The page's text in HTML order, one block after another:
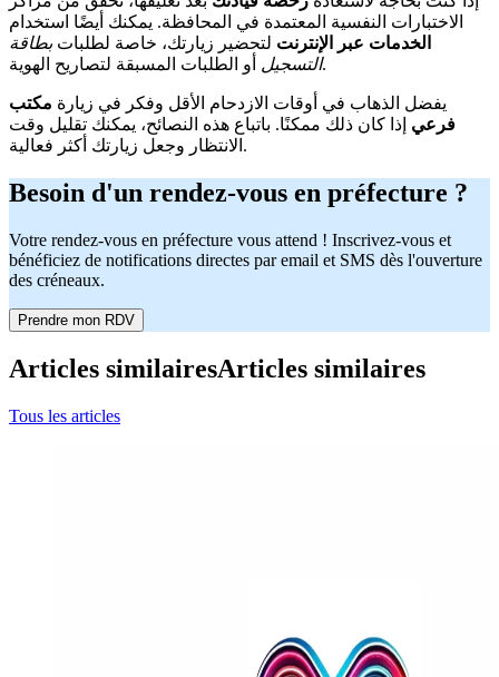
الاختبارات النفسية المعتمدة في المحافظة. يمكنك أيضًا استخدام
الخدمات عبر الإنترنت لتحضير زيارتك، خاصة لطلباتبطاقة
التسجيلأو الطلبات المسبقة لتصاريح الهوية.
يفضل الذهاب في أوقات الازدحام الأقل وفكر في زيارة مكتب
فرعي إذا كان ذلك ممكنًا. باتباع هذه النصائح، يمكنك تقليل وقت
الانتظار وجعل زيارتك أكثر فعالية.
Besoin d'un rendez-vous en préfecture ?
Votre rendez-vous en préfecture vous attend ! Inscrivez-vous et
bénéficiez de notifications directes par email et SMS dès l'ouverture
des créneaux.
Prendre mon RDV
Articles similairesArticles similaires
Tous les articles